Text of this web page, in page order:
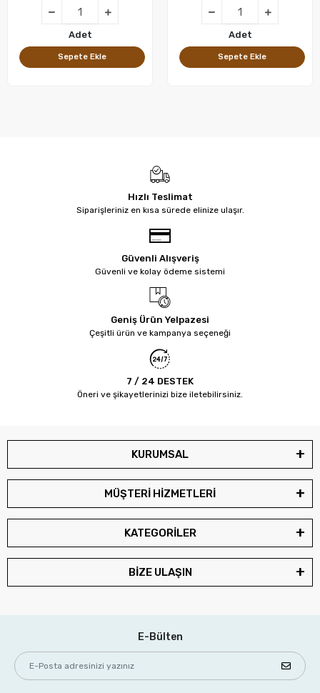
Adet
Sepete Ekle
Adet
Sepete Ekle
Hızlı Teslimat
Siparişleriniz en kısa sürede elinize ulaşır.
Güvenli Alışveriş
Güvenli ve kolay ödeme sistemi
Geniş Ürün Yelpazesi
Çeşitli ürün ve kampanya seçeneği
7 / 24 DESTEK
Öneri ve şikayetlerinizi bize iletebilirsiniz.
KURUMSAL
MÜŞTERİ HİZMETLERİ
KATEGORİLER
BİZE ULAŞIN
E-Bülten